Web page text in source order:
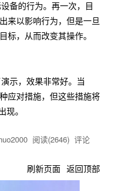
备的行为。再一次，目
来以影响行为，但是一旦
标，从而改变其操作。
示，效果非常好。当
应对措施，但这些措施将
。
阅读(2646) 评论
刷新页面 返回顶部